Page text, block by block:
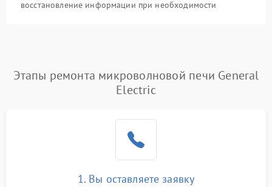
восстановление информации при необходимости
Этапы ремонта микроволновой печи General
Electric
1. Вы оставляете заявку